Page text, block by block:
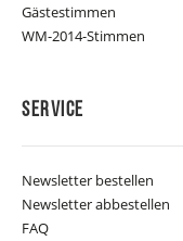
Gästestimmen
WM-2014-Stimmen
Service
Newsletter bestellen
Newsletter abbestellen
FAQ